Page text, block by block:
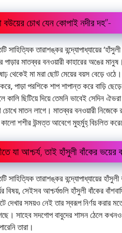
বউয়ের চোখ যেন কোপাই নদীর দহ”-
সাহিত্যিক তারাশঙ্কর বন্দ্যোপাধ্যায়ের
পাড়ার মাতব্বর বনওয়ারী কাহারের অঙের
থেকেই মা মরা ছােট মেয়ের বয়স বেড়ে
পাড়া পরশিকে শাপ শাপান্ত করে বাড়ি
কালি ছিটিয়ে দিয়ে তেমনি ভাবেই সেদিন
চোখে মাতন লাগে। মাতব্বর বনওয়ারী
শশীর উন্মত্ত আবেগে মুহুর্মুহ্ বিচলিত
যা আশ্চর্য, তাই হাঁসুলী বাঁকের
সাহিত্যিক তারাশঙ্কর বন্দ্যোপাধ্যায়ের
বিষয়, সেইসব আশ্চর্যগুলি হাঁসুলী বাঁকের
দেখার সময়ও নেই তার স্বরূপ নির্ণয় করার
সাহেব সদগােপ বাবুদের শাসন ঠেলে
তারা।